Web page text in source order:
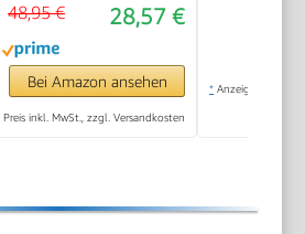
Scheibendurchmesser
125 mm,
Wiederanlaufschutz,
ohne Trennscheibe)
28,57 €
48,95 €
Bei Amazon ansehen
Preis inkl. MwSt., zzgl. Versandkosten
* Anzeige